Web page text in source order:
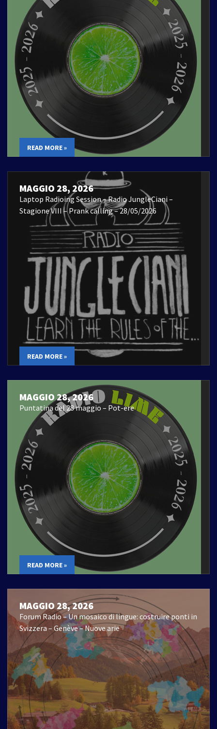
READ MORE »
MAGGIO 28, 2026
Laptop Radioing Session – Radio JungleCiani –
Stagione VIII – Prank calling – 28/05/2026
READ MORE »
MAGGIO 28, 2026
Puntatina del 28 maggio – Pot-ere
READ MORE »
MAGGIO 28, 2026
Forum Radio – Un mosaico di lingue: costruire ponti in
Svizzera – Genève – Nuove arie